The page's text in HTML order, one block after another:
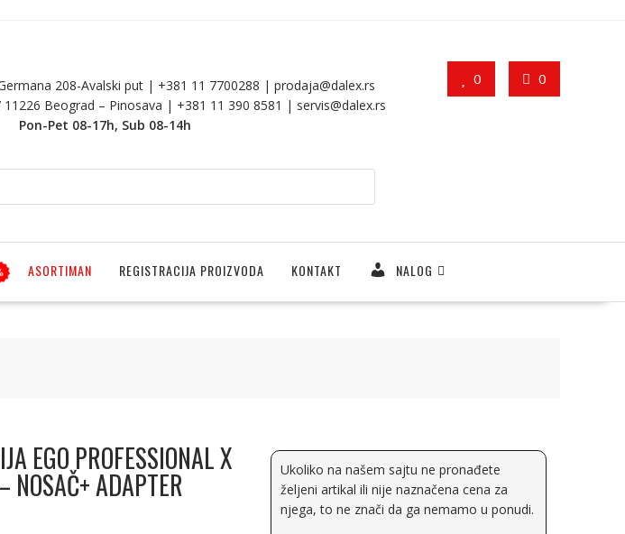
0 0
208-Avalski put | +381 11 7700288 | prodaja@dalex.rs
11226 Beograd – Pinosava | +381 11 390 8581 | servis@dalex.rs
Pon-Pet 08-17h, Sub 08-14h
ASORTIMAN REGISTRACIJA PROIZVODA KONTAKT NALOG
EGO PROFESSIONAL X
ADAPTER
Ukoliko na našem sajtu ne pronađete
željeni artikal ili nije naznačena cena za
njega, to ne znači da ga nemamo u ponudi.